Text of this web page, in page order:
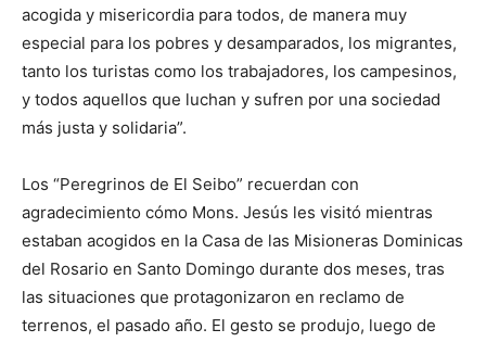
acogida y misericordia para to­dos, de manera muy
especial para los po­bres y desamparados, los migrantes,
tanto los turistas como los trabajadores, los campesi­nos,
y todos aquellos que luchan y sufren por una sociedad
más justa y solidaria”.
Los “Peregrinos de El Seibo” recuerdan con
agradecimiento cómo Mons. Jesús les visitó mientras
estaban acogidos en la Casa de las Misioneras Domi­ni­cas
del Rosario en Santo Domingo duran­te dos meses, tras
las situaciones que prota­gonizaron en reclamo de
terrenos, el pasado año. El gesto se produjo, luego de